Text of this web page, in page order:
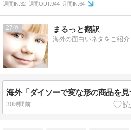
週間IN:32 週間OUT:944 月間IN:64
27 まるっと翻訳
海外の面白いネタをご紹介
30時間前